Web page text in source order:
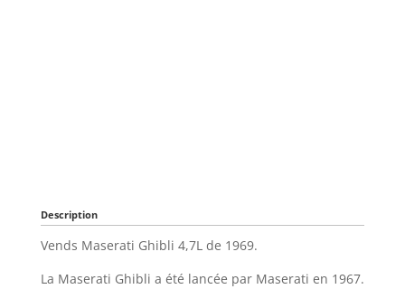
Description
Vends Maserati Ghibli 4,7L de 1969.
La Maserati Ghibli a été lancée par Maserati en 1967.